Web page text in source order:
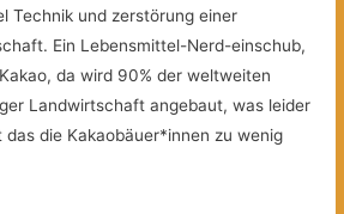
Technik und zerstörung einer
Ein Lebensmittel-Nerd-einschub,
da wird 90% der weltweiten
Landwirtschaft angebaut, was leider
die Kakaobäuer*innen zu wenig